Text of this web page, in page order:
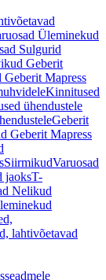
Üleminekud
Sulgurid
Geberit
Geberit Mapress
Kinnitused
ühendustele
Geberit
Geberit Mapress
SiirmikudVaruosad
jaoksT-
Nelikud
lahtivõetavad